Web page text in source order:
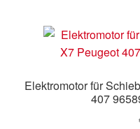
Elektromotor für
407